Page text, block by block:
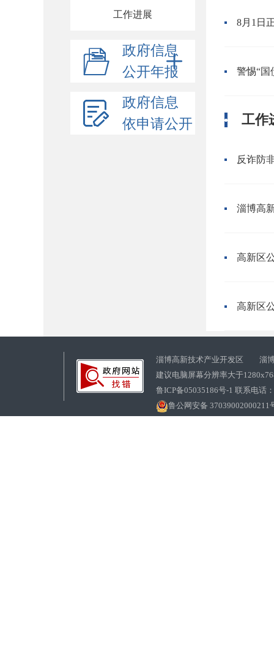
工作进展
政府信息
公开年报
政府信息
依申请公开
8月1日
警惕“国
工作
淄博高
高新区
淄博高新技术产业开发区 淄博
建议电脑屏幕分辨率大于
鲁ICP备05035186号-1 联系电话
鲁公网安备 37039002000211